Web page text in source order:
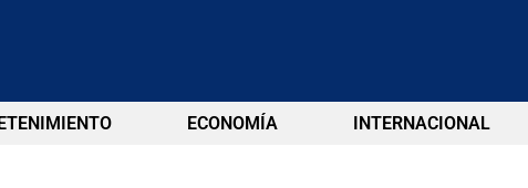
ECONOMÍA INTERNACIONAL